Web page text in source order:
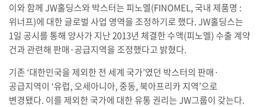
이와 함께 JW홀딩스와 박스터는 피노멜(FINOMEL, 국내 제품명 :
위너프)에 대한 글로벌 사업 영역을 조정하기로 했다. JW홀딩스는
1일 공시를 통해 양사가 지난 2013년 체결한 수액(피노멜) 수출 계약
건과 관련해 판매·공급지역을 조정했다고 밝혔다.
기존 ‘대한민국을 제외한 전 세계 국가’였던 박스터의 판매·
공급지역이 ‘유럽, 오세아니아, 중동, 북아프리카 지역’으로
변경됐다. 이를 제외한 국가에 대한 유통 권리는 JW그룹이 갖는다.